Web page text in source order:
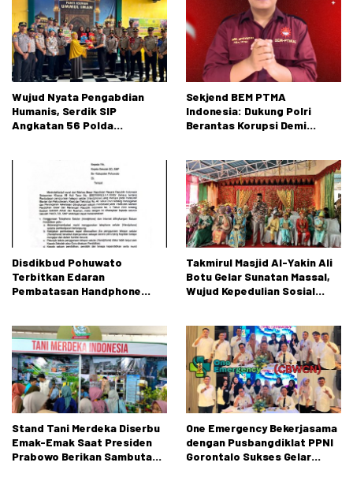
Wujud Nyata Pengabdian
Humanis, Serdik SIP
Angkatan 56 Polda
Sekjend BEM PTMA
Indonesia: Dukung Polri
Berantas Korupsi Demi
Disdikbud Pohuwato
Terbitkan Edaran
Pembatasan Handphone
Takmirul Masjid Al-Yakin Ali
Botu Gelar Sunatan Massal,
Wujud Kepedulian Sosial
Stand Tani Merdeka Diserbu
Emak-Emak Saat Presiden
Prabowo Berikan Sambutan
One Emergency Bekerjasama
dengan Pusbangdiklat PPNI
Gorontalo Sukses Gelar